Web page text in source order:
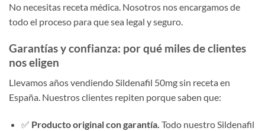
No necesitas receta médica. Nosotros nos encargamos de
todo el proceso para que sea legal y seguro.
Garantías y confianza: por qué miles de clientes
nos eligen
Llevamos años vendiendo Sildenafil 50mg sin receta en
España. Nuestros clientes repiten porque saben que:
✅ Producto original con garantía. Todo nuestro Sildenafil